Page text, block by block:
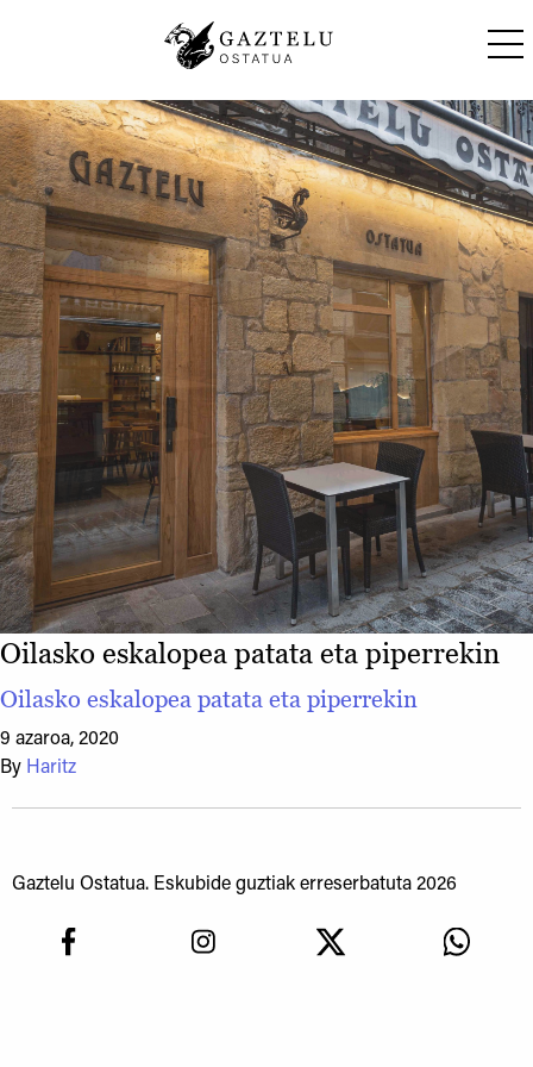
Oilasko eskalopea patata eta piperrekin
Oilasko eskalopea patata eta piperrekin
9 azaroa, 2020
By Haritz
Gaztelu Ostatua. Eskubide guztiak erreserbatuta 2026